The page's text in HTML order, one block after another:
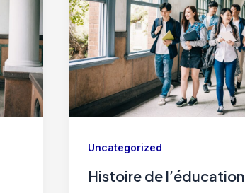
Uncategorized
Histoire de l’éducation